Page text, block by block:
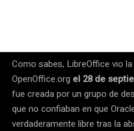
Como sabes, LibreOffice vio
OpenOffice.org el 28 de
fue creadapor un grupo de
que no confiaban en que
verdaderamente libre tras la